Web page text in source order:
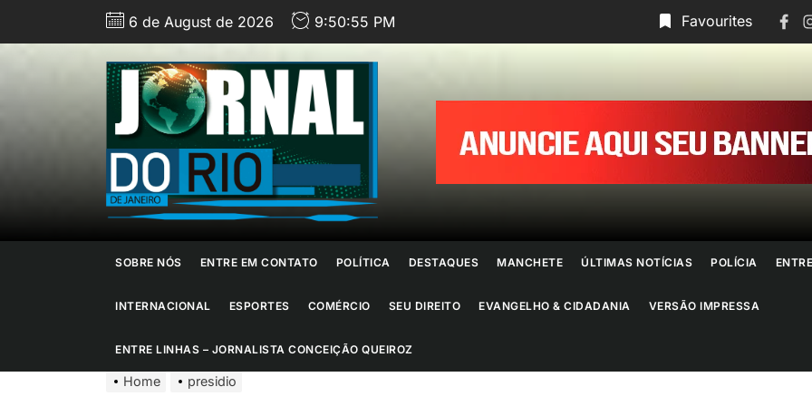
6 de August de 2026 9:50:56 PM Favourites
Jornal
do
Rio
de
Janeiro
SOBRE NÓS ENTRE EM CONTATO POLÍTICA DESTAQUES MANCHETE ÚLTIMAS NOTÍCIAS POLÍCIA
INTERNACIONAL ESPORTES COMÉRCIO SEU DIREITO EVANGELHO & CIDADANIA VERSÃO IMPRESSA
ENTRE LINHAS – JORNALISTA CONCEIÇÃO QUEIROZ
Home presidio